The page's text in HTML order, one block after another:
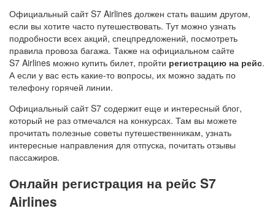
Официальный сайт S7 Airlines должен стать вашим другом,
если вы хотите часто путешествовать. Тут можно узнать
подробности всех акций, спецпредложений, посмотреть
правила провоза багажа. Также на официальном сайте
S7 Airlines можно купить билет, пройти регистрацию на рейс.
А если у вас есть какие-то вопросы, их можно задать по
телефону горячей линии.
Официальный сайт S7 содержит еще и интересный блог,
который не раз отмечался на конкурсах. Там вы можете
прочитать полезные советы путешественникам, узнать
интересные направления для отпуска, почитать отзывы
пассажиров.
Онлайн регистрация на рейс S7
Airlines